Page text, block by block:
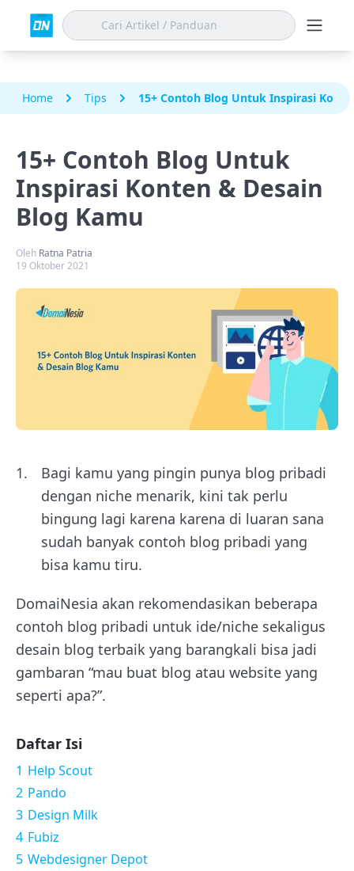
Home Tips 15+ Contoh Blog Untuk Inspirasi
15+ Contoh Blog Untuk
Inspirasi Konten & Desain
Blog Kamu
Oleh Ratna Patria
19 Oktober 2021
Bagi kamu yang pingin punya blog pribadi
dengan niche menarik, kini tak perlu
bingung lagi karena karena di luaran sana
sudah banyak contoh blog pribadi yang
bisa kamu tiru.
DomaiNesia akan rekomendasikan beberapa
contoh blog pribadi untuk ide/niche sekaligus
desain blog terbaik yang barangkali bisa jadi
gambaran “mau buat blog atau website yang
seperti apa?”.
Daftar Isi
1 Help Scout
2 Pando
3 Design Milk
4 Fubiz
5 Webdesigner Depot